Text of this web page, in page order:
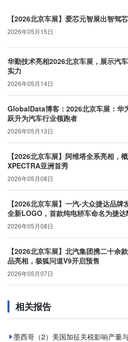
【2026北京车展】爱芯元智展出智驾
2026年05月15日
华勤技术亮相2026北京车展，展示汽
实力
2026年05月14日
GlobalData博客：2026北京车展：华
跃升为汽车行业领跑者
2026年05月13日
【2026北京车展】阿维塔全系亮相，
XPECTRA亚洲首秀
2026年05月08日
【2026北京车展】一汽-大众捷达品牌
全新LOGO，首款纯电轿车命名为捷达
2026年05月08日
【2026北京车展】北汽集团携二十余
品亮相，极狐问道V9开启预售
2026年05月07日
相关报告
墨西哥（2）美国加征关税影响产量